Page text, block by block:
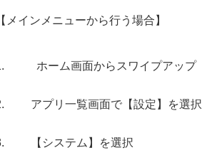
【メインメニューから行う場合】
ホーム画面からスワイプアップ
アプリ一覧画面で【設定】を選択
【システム】を選択